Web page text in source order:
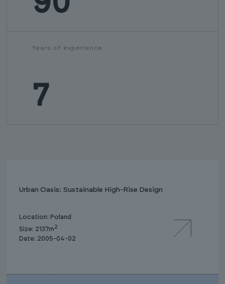
Years of experience
7
Urban Oasis: Sustainable High-Rise Design
Location: Poland
Size: 2137m2
Date: 2005-04-02